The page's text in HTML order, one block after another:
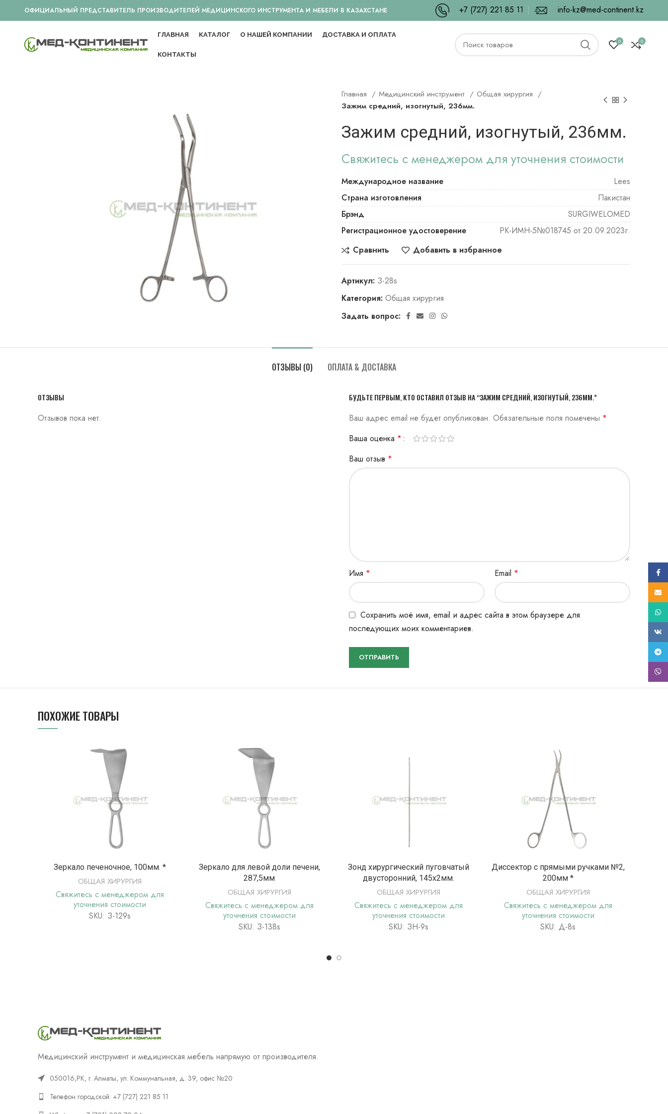
ОФИЦИАЛЬНЫЙ ПРЕДСТАВИТЕЛЬ ПРОИЗВОДИТЕЛЕЙ МЕДИЦИНСКОГО ИНСТРУМЕНТА И МЕБЕЛИ В КАЗАХСТАНЕ +7 (727) 221 85 11 info-kz@med-continent.kz
ГЛАВНАЯ КАТАЛОГ О НАШЕЙ КОМПАНИИ ДОСТАВКА И ОПЛАТА
КОНТАКТЫ
0 0
Главная Медицинский инструмент
Общая хирургия
Зажим средний, изогнутый, 236мм.
Зажим средний, изогнутый, 236мм.
Свяжитесь с менеджером для уточнения стоимости
Международное название
Lees
Страна изготовления
Пакистан
Брэнд
SURGIWELOMED
Регистрационное удостоверение
РК-ИМН-5№018745 от 20.09.2023г.
Сравнить
Добавить в избранное
Артикул: З-28s
Категория: Общая хирургия
Задать вопрос:
ОТЗЫВЫ (0) ОПЛАТА & ДОСТАВКА
ОТЗЫВЫ
Отзывов пока нет.
БУДЬТЕ ПЕРВЫМ, КТО ОСТАВИЛ ОТЗЫВ НА “ЗАЖИМ СРЕДНИЙ, ИЗОГНУТЫЙ, 236ММ.”
Ваш адрес email не будет опубликован. Обязательные поля помечены *
Ваша оценка *
Ваш отзыв *
Имя * Email *
Сохранить моё имя, email и адрес сайта в этом браузере для
последующих моих комментариев.
ПОХОЖИЕ ТОВАРЫ
ПОДРОБНЕЕ
Зеркало печеночное, 100мм. *
ОБЩАЯ ХИРУРГИЯ
Свяжитесь с менеджером для
уточнения стоимости
SKU: З-129s
ПОДРОБНЕЕ
Зеркало для левой доли печени,
287,5мм
ОБЩАЯ ХИРУРГИЯ
Свяжитесь с менеджером для
уточнения стоимости
SKU: З-138s
ПОДРОБНЕЕ
Зонд хирургический пуговчатый
двусторонний, 145х2мм.
ОБЩАЯ ХИРУРГИЯ
Свяжитесь с менеджером для
уточнения стоимости
SKU: ЗН-9s
ПОДРОБНЕЕ
Диссектор с прямыми ручками №2,
200мм *
ОБЩАЯ ХИРУРГИЯ
Свяжитесь с менеджером для
уточнения стоимости
SKU: Д-8s
Медицинский инструмент и медицинская мебель напрямую от производителя.
050016,РК, г. Алматы, ул. Коммунальная, д. 39, офис №20
Телефон городской: +7 (727) 221 85 11
E-mail
ВК
Viber